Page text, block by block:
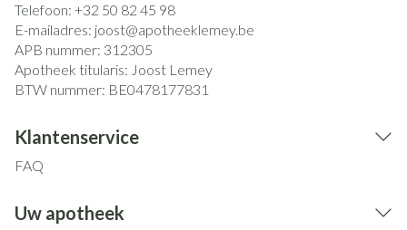
Telefoon: +32 50 82 45 98
E-mailadres: joost@apotheeklemey.be
APB nummer: 312305
Apotheek titularis: Joost Lemey
BTW nummer: BE0478177831
Klantenservice
FAQ
Uw apotheek